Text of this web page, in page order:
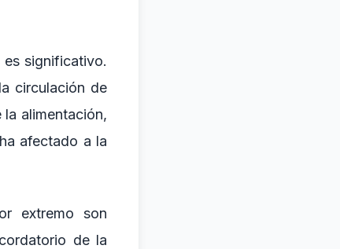
significativo.
circulación de
alimentación,
afectado a la
extremo son
de la